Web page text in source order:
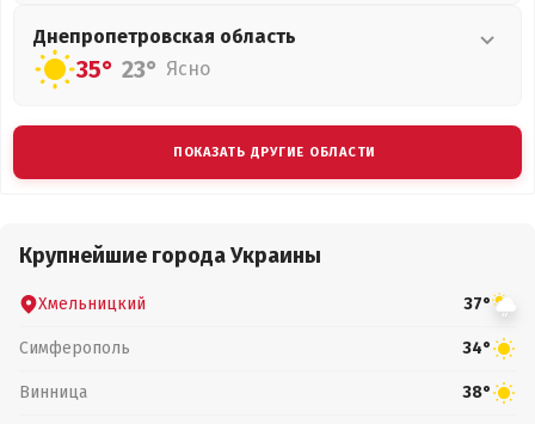
Днепропетровская область
35° 23° Ясно
ПОКАЗАТЬ ДРУГИЕ ОБЛАСТИ
Крупнейшие города Украины
Хмельницкий 37°
Симферополь 34°
Винница 38°